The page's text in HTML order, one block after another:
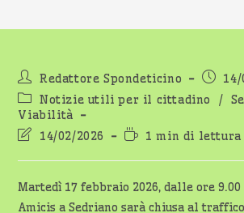
Autore
dell'articolo:
Redattore Spondeticino
14/
Categoria
dell'articolo:
Notizie utili per il cittadino /
Viabilità
Ultima
dell'articolo:
14/02/2026
Tempo
lettura:
1 min di lettura
Martedì 17 febbraio 2026, dalle ore
Amicis a Sedriano sarà chiusa al